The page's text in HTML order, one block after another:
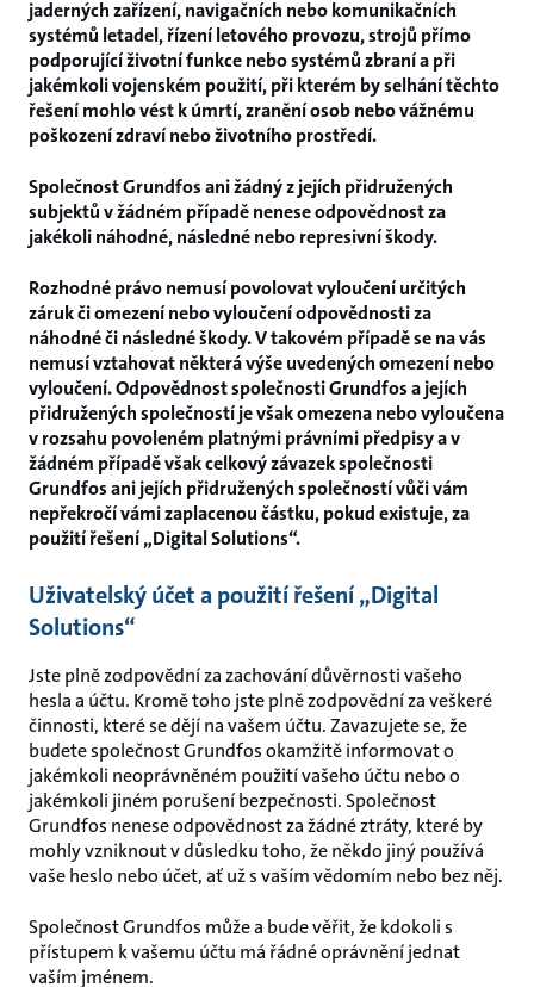
jaderných zařízení, navigačních nebo komunikačních
systémů letadel, řízení letového provozu, strojů přímo
podporující životní funkce nebo systémů zbraní a při
jakémkoli vojenském použití, při kterém by selhání těchto
řešení mohlo vést k úmrtí, zranění osob nebo vážnému
poškození zdraví nebo životního prostředí.
Společnost Grundfos ani žádný z jejích přidružených
subjektů v žádném případě nenese odpovědnost za
jakékoli náhodné, následné nebo represivní škody.
Rozhodné právo nemusí povolovat vyloučení určitých
záruk či omezení nebo vyloučení odpovědnosti za
náhodné či následné škody. V takovém případě se na vás
nemusí vztahovat některá výše uvedených omezení nebo
vyloučení. Odpovědnost společnosti Grundfos a jejích
přidružených společností je však omezena nebo vyloučena
v rozsahu povoleném platnými právními předpisy a v
žádném případě však celkový závazek společnosti
Grundfos ani jejích přidružených společností vůči vám
nepřekročí vámi zaplacenou částku, pokud existuje, za
použití řešení „Digital Solutions“.
Uživatelský účet a použití řešení „Digital
Solutions“
Jste plně zodpovědní za zachování důvěrnosti vašeho
hesla a účtu. Kromě toho jste plně zodpovědní za veškeré
činnosti, které se dějí na vašem účtu. Zavazujete se, že
budete společnost Grundfos okamžitě informovat o
jakémkoli neoprávněném použití vašeho účtu nebo o
jakémkoli jiném porušení bezpečnosti. Společnost
Grundfos nenese odpovědnost za žádné ztráty, které by
mohly vzniknout v důsledku toho, že někdo jiný používá
vaše heslo nebo účet, ať už s vaším vědomím nebo bez něj.
Společnost Grundfos může a bude věřit, že kdokoli s
přístupem k vašemu účtu má řádné oprávnění jednat
vaším jménem.